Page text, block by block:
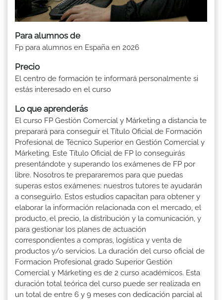
Para alumnos de
Fp para alumnos en España en 2026
Precio
El centro de formación te informará personalmente si
estás interesado en el curso
Lo que aprenderás
El curso FP Gestión Comercial y Márketing a distancia te
preparará para conseguir el Título Oficial de Formación
Profesional de Técnico Superior en Gestión Comercial y
Márketing. Este Título Oficial de FP lo conseguirás
presentándote y superando los exámenes de FP por
libre. Nosotros te prepararemos para que puedas
superas estos exámenes: nuestros tutores te ayudarán
a conseguirlo. Estos estudios capacitan para obtener y
elaborar la información relacionada con el mercado, el
producto, el precio, la distribución y la comunicación, y
para gestionar los planes de actuación
correspondientes a compras, logística y venta de
productos y/o servicios. La duración del curso oficial de
Formacion Profesional grado Superior Gestión
Comercial y Márketing es de 2 curso académicos. Esta
duración total teórica del curso puede ser realizada en
un total de entre 6 y 9 meses con dedicación parcial al